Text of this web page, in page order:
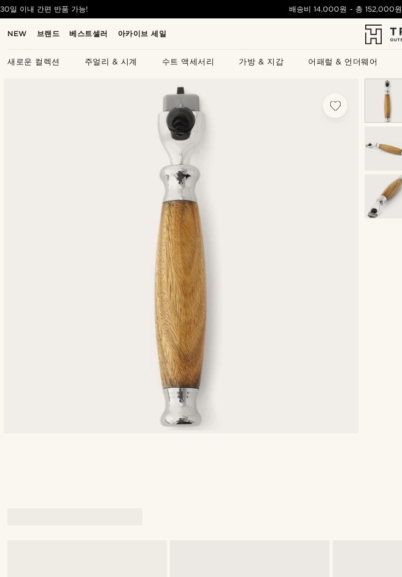
NEW 브랜드 베스트셀러 아카이브 세일
새로운 컬렉션 주얼리 & 시계 수트 액세서리 가방 & 지갑 어패럴 & 언더웨어
30일 이내 간편 반품 가능! 배송비14,000원 - 총 152,000원